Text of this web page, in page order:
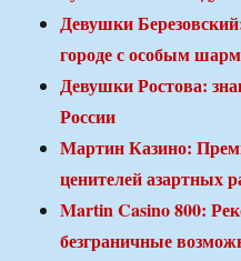
Девушки
городе с особым
Девушки Ростова:
России
Мартин Казино:
ценителей азартных
Martin Casino 800:
безграничные